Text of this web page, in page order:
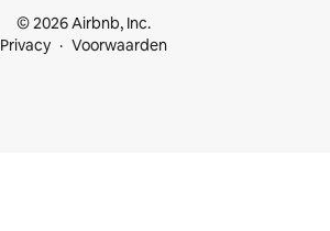
© 2026 Airbnb, Inc.
Privacy
Voorwaarden